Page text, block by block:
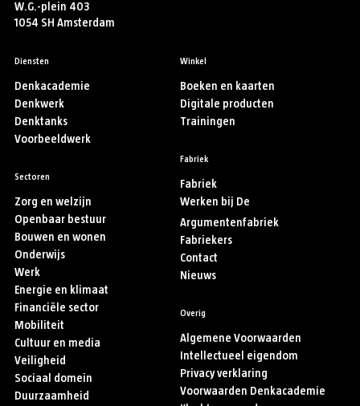
W.G.-plein 403
1054 SH Amsterdam
Diensten
Denkacademie
Denkwerk
Denktanks
Voorbeeldwerk
Sectoren
Zorg en welzijn
Openbaar bestuur
Bouwen en wonen
Onderwijs
Werk
Energie en klimaat
Financiële sector
Mobiliteit
Cultuur en media
Veiligheid
Sociaal domein
Duurzaamheid
Winkel
Boeken en kaarten
Digitale producten
Trainingen
Fabriek
Fabriek
Werken bij De
Argumentenfabriek
Fabriekers
Contact
Nieuws
Overig
Algemene Voorwaarden
Intellectueel eigendom
Privacy verklaring
Voorwaarden Denkacademie